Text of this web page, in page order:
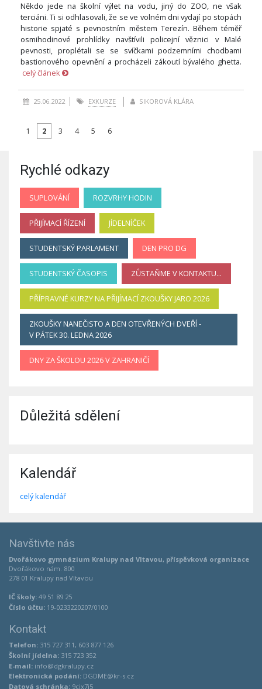
Někdo jede na školní výlet na vodu, jiný do ZOO, ne však
terciáni. Ti si odhlasovali, že se ve volném dni vydají po stopách
historie spjaté s pevnostním městem Terezín. Během téměř
osmihodinové prohlídky navštívili policejní věznici v Malé
pevnosti, proplétali se se svíčkami podzemními chodbami
bastionového opevnění a procházeli zákoutí bývalého ghetta.
celý článek
25.06.2022 EXKURZE SIKOROVÁ KLÁRA
1 2 3 4 5 6
Rychlé odkazy
SUPLOVÁNÍ ROZVRHY HODIN
PŘIJÍMACÍ ŘÍZENÍ JÍDELNÍČEK
STUDENTSKÝ PARLAMENT DEN PRO DG
STUDENTSKÝ ČASOPIS ZŮSTAŇME V KONTAKTU...
PŘÍPRAVNÉ KURZY NA PŘIJÍMACÍ ZKOUŠKY JARO 2026
ZKOUŠKY NANEČISTO A DEN OTEVŘENÝCH DVEŘÍ -
V PÁTEK 30. LEDNA 2026
DNY ZA ŠKOLOU 2026 V ZAHRANIČÍ
Důležitá sdělení
Kalendář
celý kalendář
Navštivte nás
Dvořákovo gymnázium Kralupy nad Vltavou, příspěvková organizace
Dvořákovo nám. 800
278 01 Kralupy nad Vltavou
IČ školy: 49 51 89 25
Číslo účtu: 19-0233220207/0100
Kontakt
Telefon: 315 727 311, 603 877 126
Školní jídelna: 315 723 352
E-mail: info@dgkralupy.cz
Elektronická podání: DGDME@kr-s.cz
Datová schránka: 9cix7j5